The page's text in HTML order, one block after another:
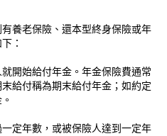
養老保險、還本型終身保險或年
：
開始給付年金。年金保險費通常
給付稱為期末給付年金；如約定
定年數，或被保險人達到一定年